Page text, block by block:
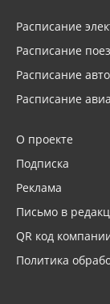
Расписание
Расписание
Расписание
Расписание
О проекте
Подписка
Реклама
Письмо в
QR код
Политика